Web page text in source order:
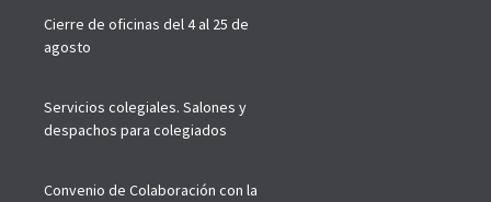
Cierre de oficinas del 4 al 25 de
agosto
Servicios colegiales. Salones y
despachos para colegiados
Convenio de Colaboración con la